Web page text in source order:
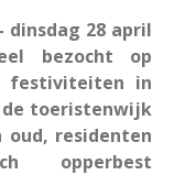
- dinsdag 28 april
bezocht op
festiviteiten in
toeristenwijk
oud, residenten
opperbest